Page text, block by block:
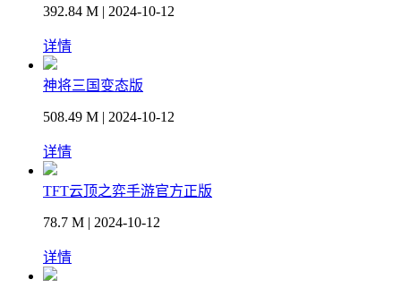
392.84 M | 2024-10-12
详情
神将三国变态版
508.49 M | 2024-10-12
详情
TFT云顶之弈手游官方正版
78.7 M | 2024-10-12
详情